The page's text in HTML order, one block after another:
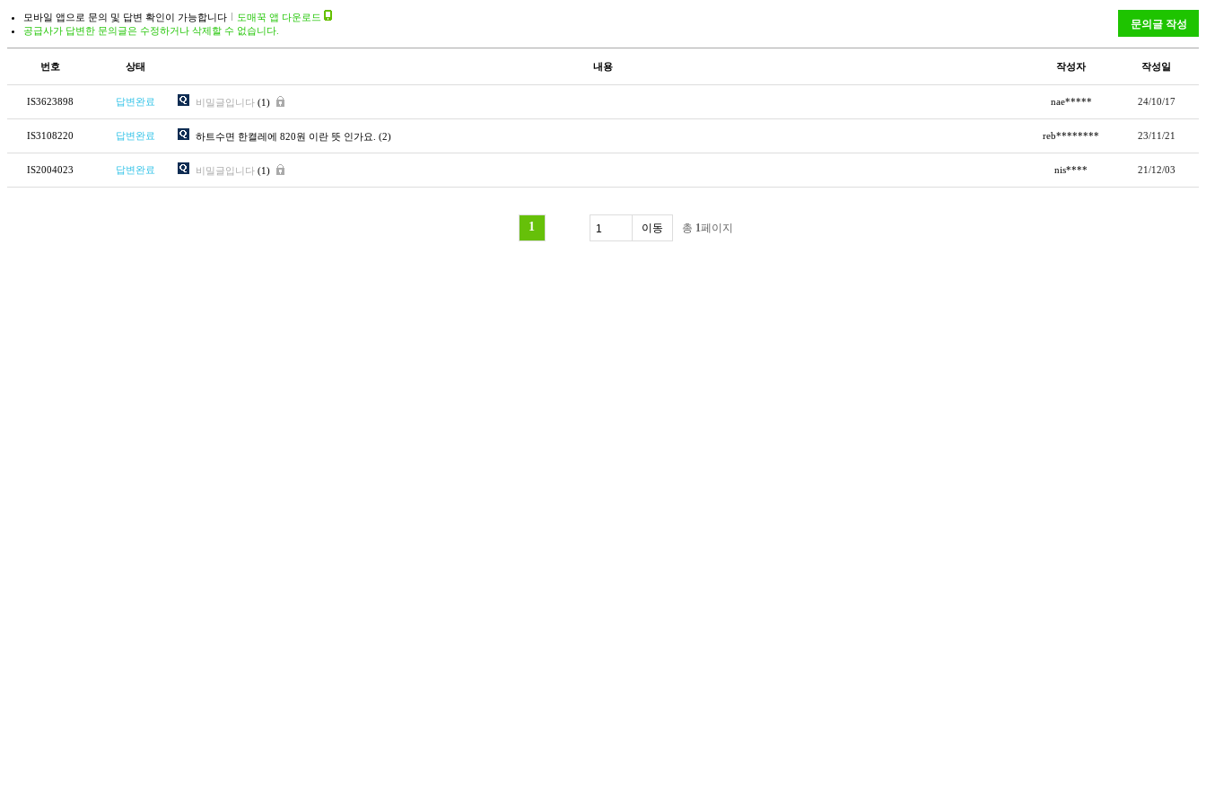
모바일 앱으로 문의 및 답변 확인이 가능합니다
도매꾹 앱 다운로드
공급사가 답변한 문의글은 수정하거나 삭제할 수 없습니다.
번호 상태 내용 작성자 작성일
IS3623898 답변완료 비밀글입니다 (1) nae***** 24/10/17
IS3108220 답변완료 하트수면 한켤레에 820원 이란 뜻 인가요. (2) reb******** 23/11/21
IS2004023 답변완료 비밀글입니다 (1) nis**** 21/12/03
1 총 1페이지